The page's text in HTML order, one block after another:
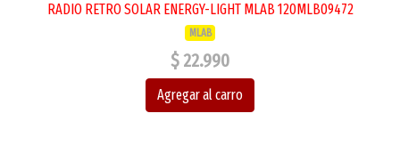
RADIO RETRO SOLAR ENERGY-LIGHT MLAB 120MLB09472
MLAB
$ 22.990
Agregar al carro